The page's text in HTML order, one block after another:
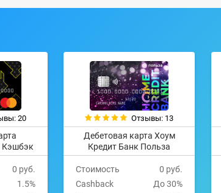
20
Кэшбэк
0 руб.
1.5%
Отзывы: 13
Дебетовая карта Хоум
Кредит Банк Польза
Стоимость
0 руб.
Cashback
До 30%